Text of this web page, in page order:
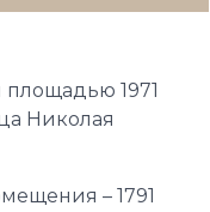
1971
Николая
– 1791